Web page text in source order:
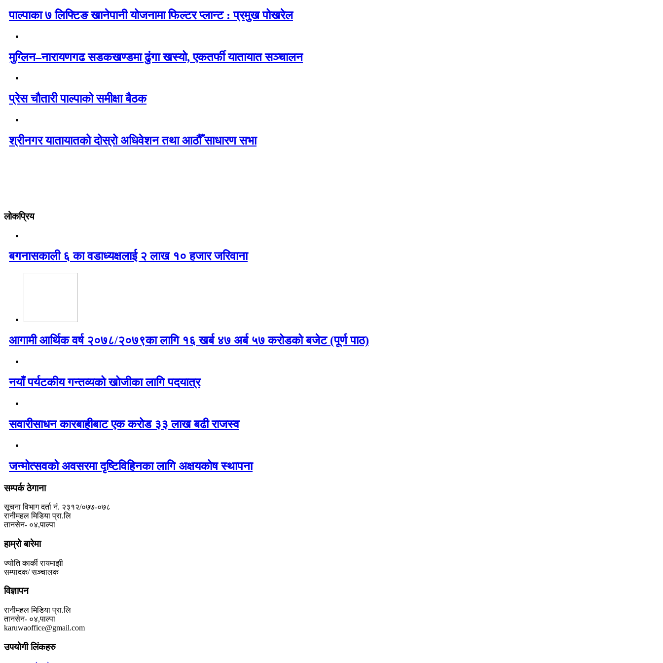
पाल्पाका ७ लिफ्टिङ खानेपानी योजनामा फिल्टर प्लान्ट : प्रमुख पोखरेल
मुग्लिन–नारायणगढ सडकखण्डमा ढुंगा खस्यो, एकतर्फी यातायात सञ्चालन
प्रेस चौतारी पाल्पाको समीक्षा बैठक
श्रीनगर यातायातको दोस्रो अधिवेशन तथा आठौँ साधारण सभा
लोकप्रिय
बगनासकाली ६ का वडाध्यक्षलाई २ लाख १० हजार जरिवाना
आगामी आर्थिक वर्ष २०७८/२०७९का लागि १६ खर्ब ४७ अर्ब ५७ करोडको बजेट (पूर्ण पाठ)
नयाँ पर्यटकीय गन्तव्यको खोजीका लागि पदयात्र
सवारीसाधन कारबाहीबाट एक करोड ३३ लाख बढी राजस्व
जन्मोत्सवको अवसरमा दृष्टिविहिनका लागि अक्षयकोष स्थापना
सम्पर्क ठेगाना
सूचना विभाग दर्ता नं. २३१२/०७७-०७८
रानीमहल मिडिया प्रा.लि
तानसेन- ०४,पाल्पा
हाम्रो बारेमा
ज्योति कार्की रायमाझी
सम्पादक/ सञ्चालक
विज्ञापन
रानीमहल मिडिया प्रा.लि
तानसेन- ०४,पाल्पा
karuwaoffice@gmail.com
उपयोगी लिंकहरु